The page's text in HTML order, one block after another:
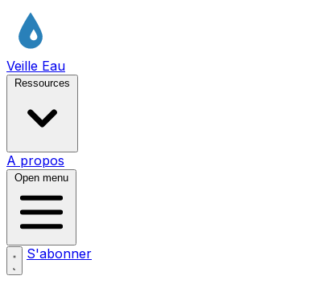
Veille Eau
Ressources
A propos
Open menu
S'abonner